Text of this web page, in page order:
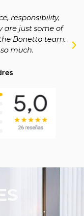
responsibility,
are just some of
Bonetto team.
much.